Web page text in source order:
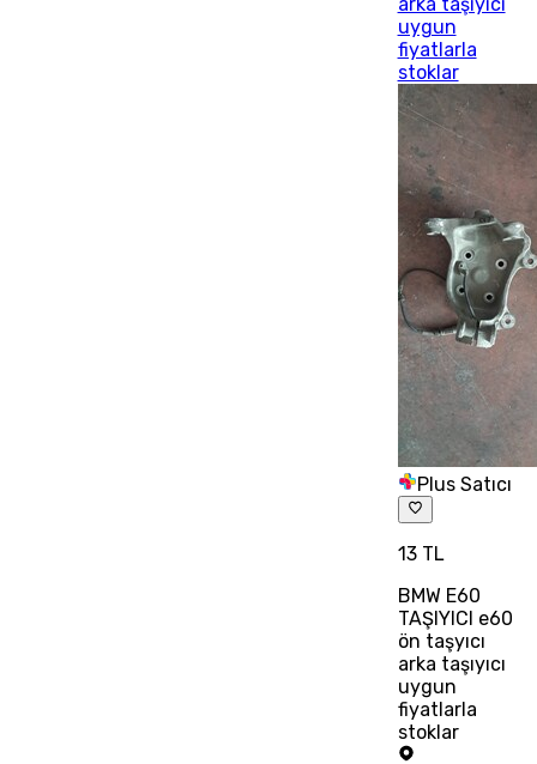
uygun
fiyatlarla
stoklar
Plus Satıcı
13 TL
BMW E60
TAŞIYICI e60
ön taşyıcı
arka taşıyıcı
uygun
fiyatlarla
stoklar